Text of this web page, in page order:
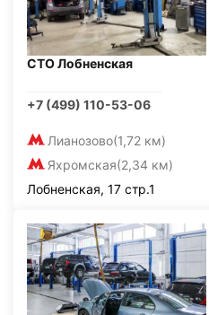
СТО Лобненская
+7 (499) 110-53-06
Лианозово(1,72 км)
Яхромская(2,34 км)
Лобненская, 17 стр.1